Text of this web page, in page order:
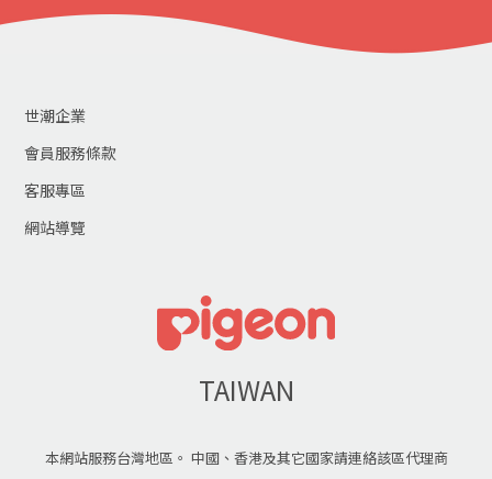
世潮企業
會員服務條款
客服專區
網站導覽
TAIWAN
本網站服務台灣地區。 中國、香港及其它國家請連絡該區代理商